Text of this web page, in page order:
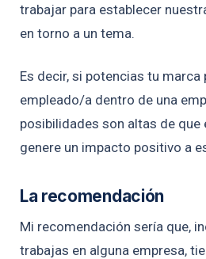
trabajar para establecer
en torno a un tema.
Es decir, si potencias tu
empleado/a dentro de una
posibilidades son altas de que
genere un impacto positivo a
La recomendación
Mi recomendación sería que,
trabajas en alguna empresa,